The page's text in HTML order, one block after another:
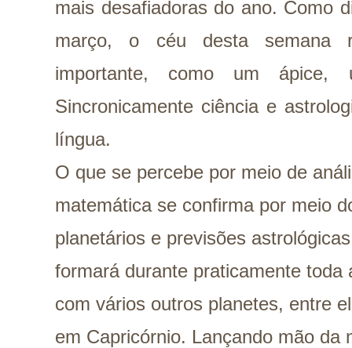
mais desafiadoras do ano. Como
março, o céu desta semana
importante, como um ápice,
Sincronicamente ciência e
língua.
O que se percebe por meio de
matemática se confirma por meio
planetários e previsões
formará durante praticamente toda
com vários outros planetes, entre
em Capricórnio. Lançando mão da